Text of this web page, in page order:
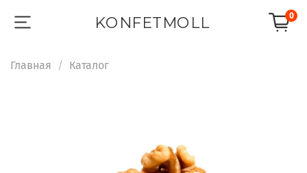
KONFETMOLL 0
Главная Каталог